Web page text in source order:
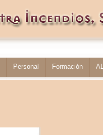
Personal Formación